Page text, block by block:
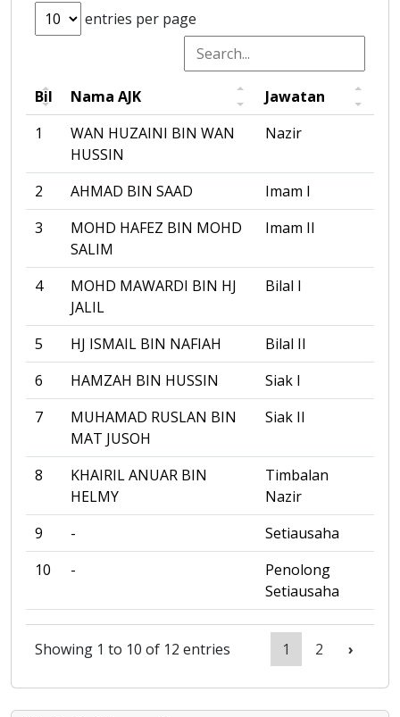
entries per page
Bil Nama AJK
Jawatan
1
WAN HUZAINI BIN WAN
HUSSIN
Nazir
2 AHMAD BIN SAAD
Imam I
3
MOHD HAFEZ BIN MOHD
SALIM
Imam II
4
MOHD MAWARDI BIN HJ
JALIL
Bilal I
5 HJ ISMAIL BIN NAFIAH
Bilal II
6
HAMZAH BIN HUSSIN
Siak I
7
MUHAMAD RUSLAN BIN
MAT JUSOH
Siak II
8
KHAIRIL ANUAR BIN
HELMY
Timbalan
Nazir
9
-
Setiausaha
10
-
Penolong
Setiausaha
Showing 1 to 10 of 12 entries 1 2 ›